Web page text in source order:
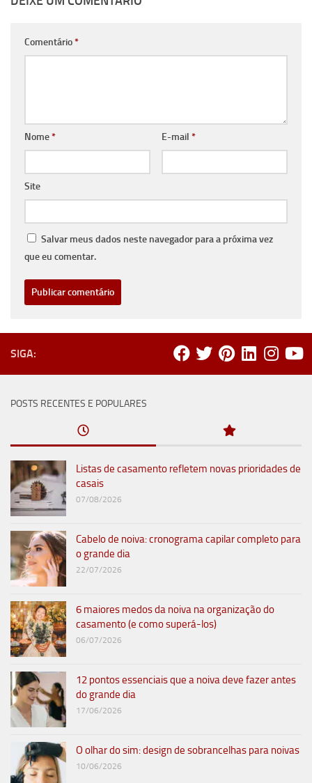
Comentário*
Nome* E-mail *
Site
Salvar meus dados neste navegador para a próxima vez
que eu comentar.
SIGA:
POSTS RECENTES E POPULARES
Listas de casamento refletem novas prioridades de
casais
07/08/2026
Cabelo de noiva: cronograma capilar completo para
o grande dia
22/07/2026
6 maiores medos da noiva na organização do
casamento (e como superá-los)
06/07/2026
12 pontos essenciais que a noiva deve fazer antes
do grande dia
17/06/2026
O olhar do sim: design de sobrancelhas para noivas
10/06/2026